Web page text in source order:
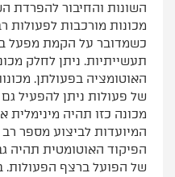
השונות והחיבור להפרדת
מכונות מורכבות לפעולות
כשמדובר על הקמת מפעל
תעשייתיות. ניתן לחלק
האוטומציה בפעולתן.
של פעולות ניתן להפעיל
מכונה כזו תהיה מינימלית
המיועדות לביצוע מספר
הפיקוד האוטומטית תהיה
של הפועל ברצף